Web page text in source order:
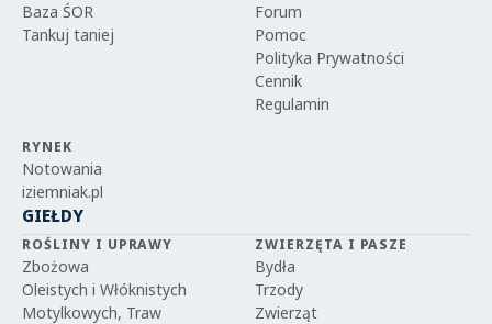
Baza ŚOR
Tankuj taniej
Forum
Pomoc
Polityka Prywatności
Cennik
Regulamin
RYNEK
Notowania
iziemniak.pl
GIEŁDY
ROŚLINY I UPRAWY
Zbożowa
Oleistych i Włóknistych
Motylkowych, Traw
ZWIERZĘTA I PASZE
Bydła
Trzody
Zwierząt